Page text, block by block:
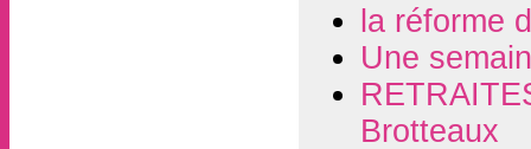
la réforme
Une
Brotteaux